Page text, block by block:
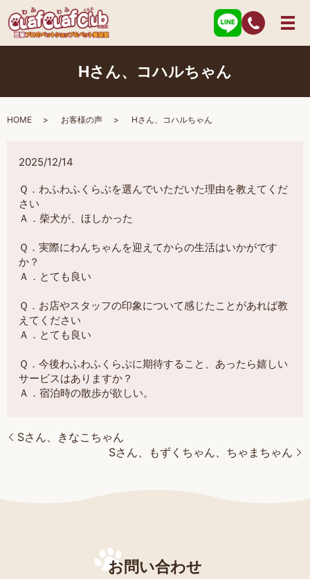
Hさん、コハルちゃん
HOME お客様の声 Hさん、コハルちゃん
2025/12/14
Ｑ．わふわふくらぶを選んでいただいた理由を教えてくだ
さい
Ａ．柴犬が、ほしかった
Ｑ．実際にわんちゃんを迎えてからの生活はいかがです
か？
Ａ．とても良い
Ｑ．お店やスタッフの印象について感じたことがあれば教
えてください
Ａ．とても良い
Ｑ．今後わふわふくらぶに期待すること、あったら嬉しい
サービスはありますか？
Ａ．宿泊時の散歩が欲しい。
Sさん、きなこちゃん
Sさん、もずくちゃん、ちゃまちゃん
お問い合わせ